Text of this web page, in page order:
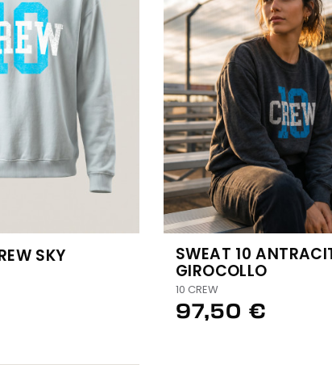
SKY SWEAT 10
GIROCOLLO
10 CREW
97,50 €